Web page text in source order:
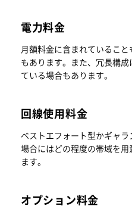
電力料金
月額料金に含まれているこ
もあります。また、冗長構
ている場合もあります。
回線使用料金
ベストエフォート型かギャ
場合にはどの程度の帯域を
ます。
オプション料金